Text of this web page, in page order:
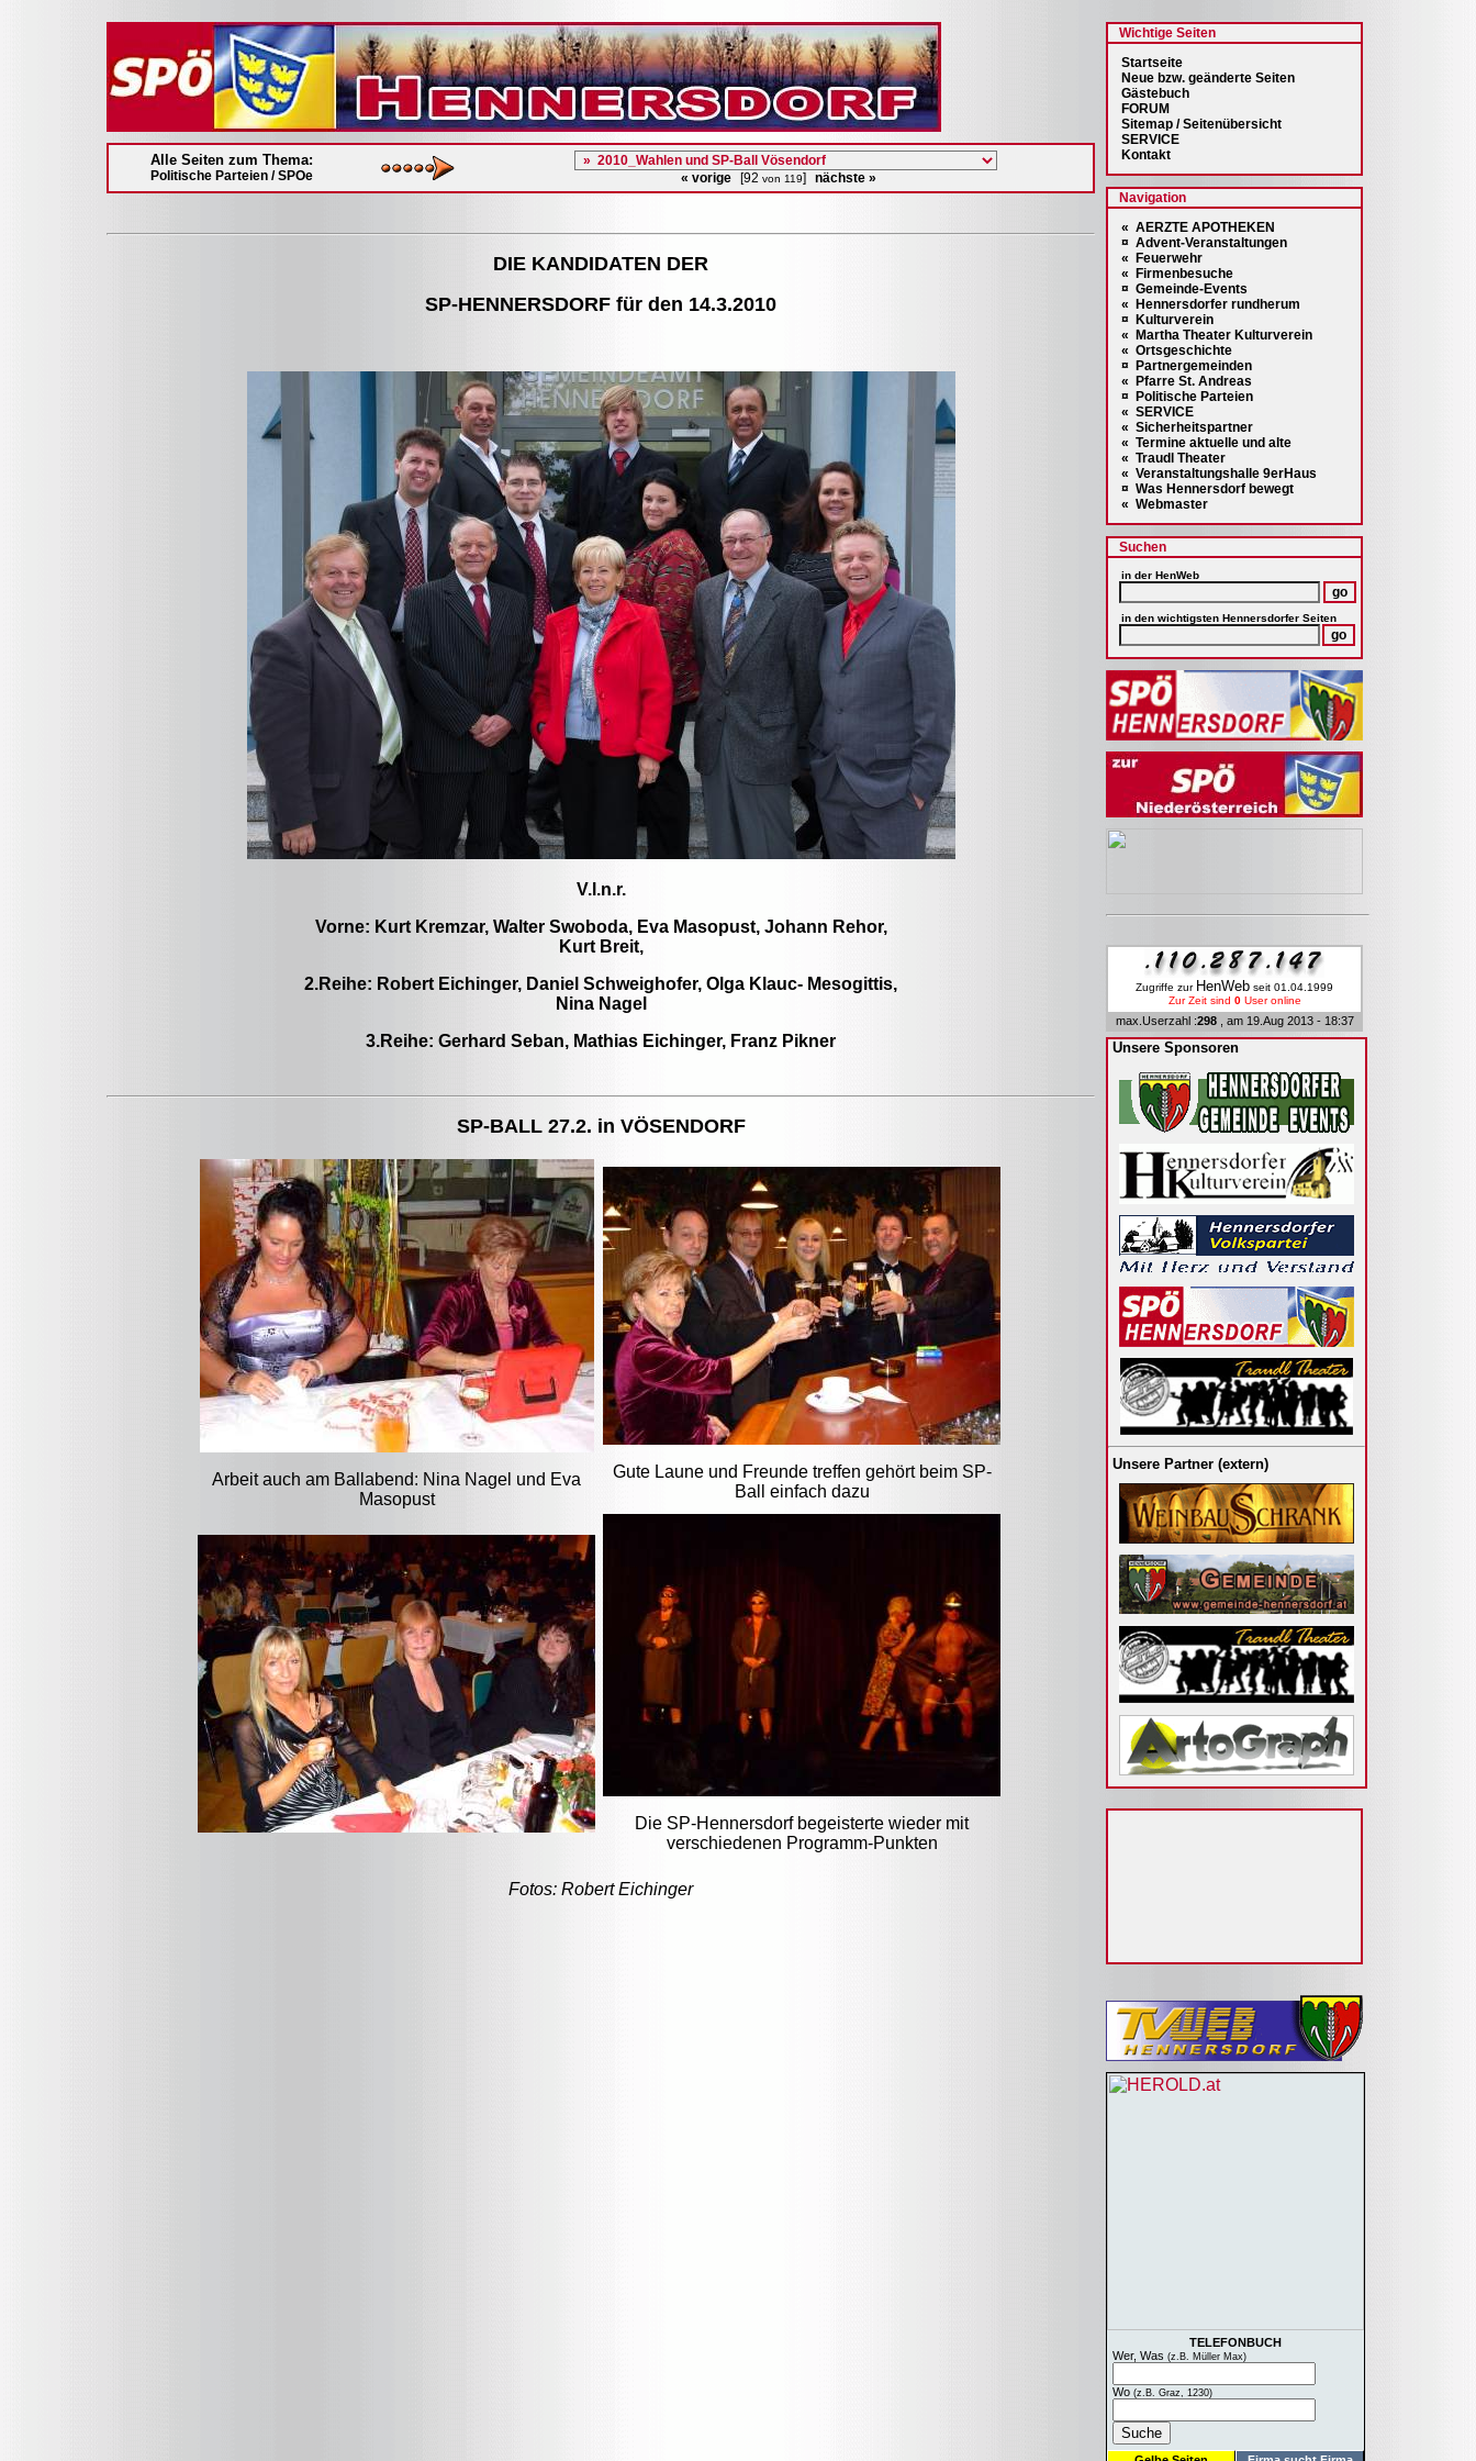
Alle Seiten zum Thema:
Politische Parteien / SPOe « vorige [92 von 119] nächste »
DIE KANDIDATEN DER
SP-HENNERSDORF für den 14.3.2010
V.l.n.r.
Vorne: Kurt Kremzar, Walter Swoboda, Eva Masopust, Johann Rehor,
Kurt Breit,
2.Reihe: Robert Eichinger, Daniel Schweighofer, Olga Klauc- Mesogittis,
Nina Nagel
3.Reihe: Gerhard Seban, Mathias Eichinger, Franz Pikner
SP-BALL 27.2. in VÖSENDORF
Arbeit auch am Ballabend: Nina Nagel und Eva
Masopust
Gute Laune und Freunde treffen gehört beim SP-
Ball einfach dazu
Die SP-Hennersdorf begeisterte wieder mit
verschiedenen Programm-Punkten
Fotos: Robert Eichinger
Wichtige Seiten
Startseite
Neue bzw. geänderte Seiten
Gästebuch
FORUM
Sitemap / Seitenübersicht
SERVICE
Kontakt
Navigation
« AERZTE APOTHEKEN
¤ Advent-Veranstaltungen
« Feuerwehr
« Firmenbesuche
¤ Gemeinde-Events
« Hennersdorfer rundherum
¤ Kulturverein
« Martha Theater Kulturverein
« Ortsgeschichte
¤ Partnergemeinden
« Pfarre St. Andreas
¤ Politische Parteien
« SERVICE
« Sicherheitspartner
« Termine aktuelle und alte
« Traudl Theater
« Veranstaltungshalle 9erHaus
¤ Was Hennersdorf bewegt
« Webmaster
Suchen
in der HenWeb
in den wichtigsten Hennersdorfer Seiten
Zugriffe zur HenWeb seit 01.04.1999
Zur Zeit sind 0User online
max.Userzahl :298 , am 19.Aug 2013 - 18:37
Unsere Sponsoren
Unsere Partner (extern)
TELEFONBUCH
Wer, Was (z.B. Müller Max)
Wo (z.B. Graz, 1230)